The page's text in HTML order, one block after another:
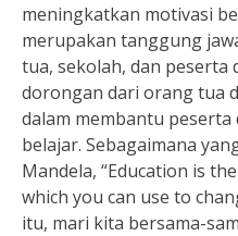
meningkatkan motivasi
merupakan tanggung
tua, sekolah, dan peserta
dorongan dari orang tua
dalam membantu
belajar. Sebagaimana
Mandela, “Education is
which you can use to
itu, mari kita bersama-